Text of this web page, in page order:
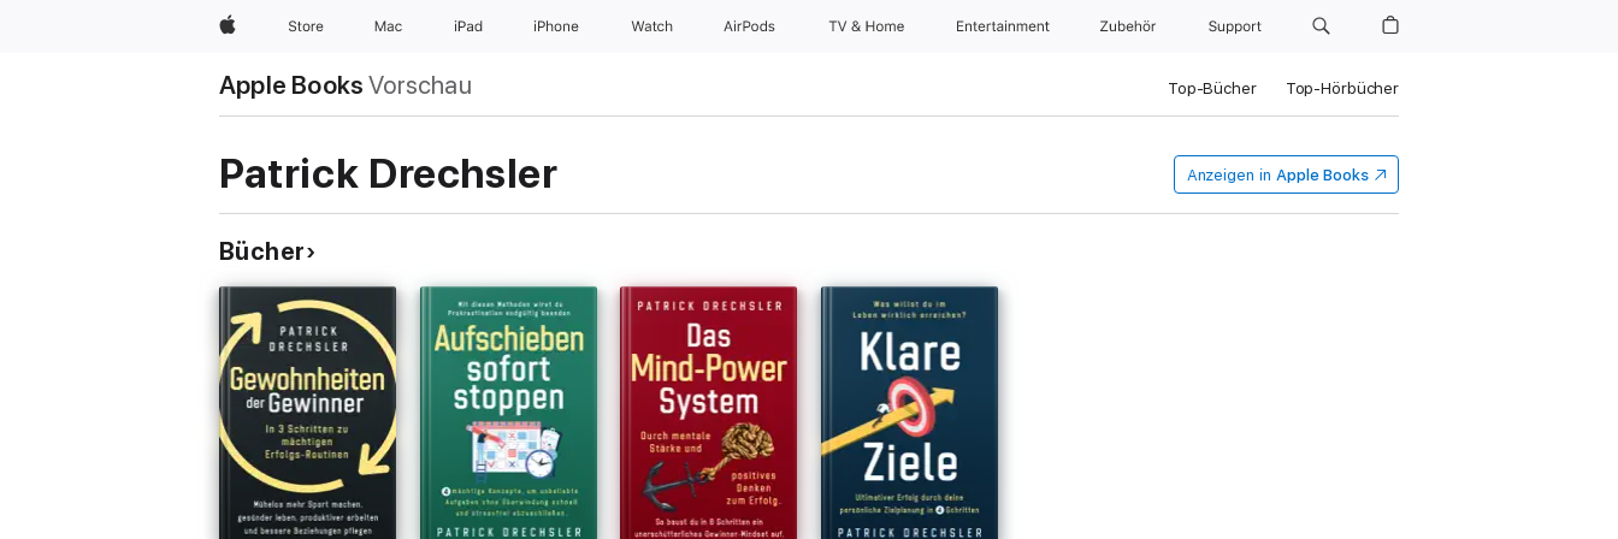
Apple Store Mac iPad iPhone Watch AirPods TV & Home Entertainment Zubehör Support
Apple Books Vorschau Top-Bücher Top-Hörbücher
Patrick Drechsler Anzeigen in Apple Books
Bücher